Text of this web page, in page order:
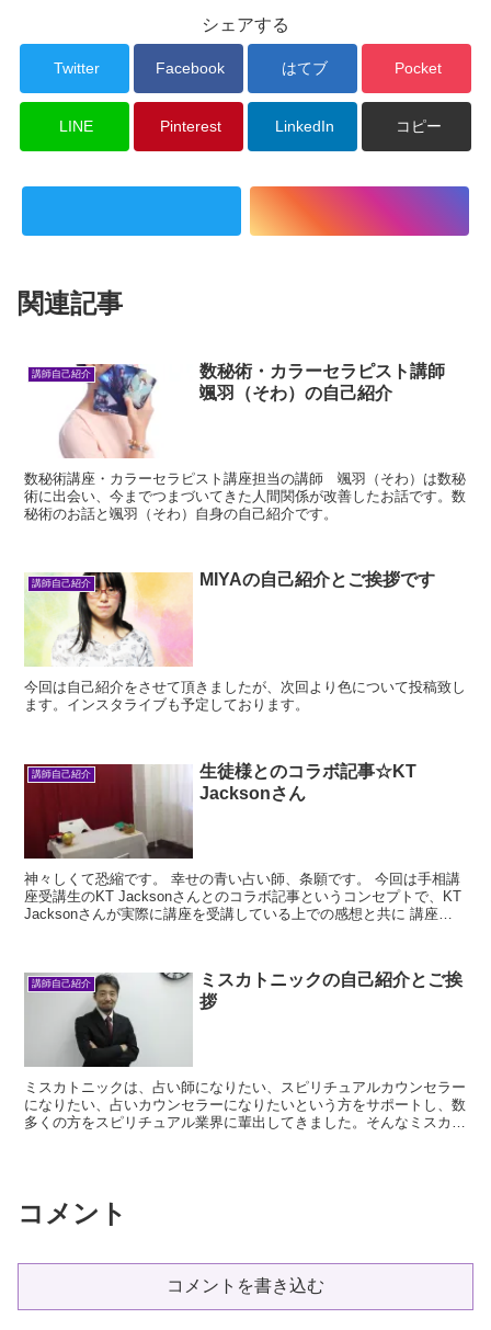
シェアする
Twitter Facebook はてブ Pocket
LINE Pinterest LinkedIn コピー
関連記事
講師自己紹介
数秘術・カラーセラピスト講師
颯羽（そわ）の自己紹介
数秘術講座・カラーセラピスト講座担当の講師 颯羽（そわ）は数秘
術に出会い、今までつまづいてきた人間関係が改善したお話です。数
秘術のお話と颯羽（そわ）自身の自己紹介です。
講師自己紹介 MIYAの自己紹介とご挨拶です
今回は自己紹介をさせて頂きましたが、次回より色について投稿致し
ます。インスタライブも予定しております。
講師自己紹介
生徒様とのコラボ記事☆KT
Jacksonさん
神々しくて恐縮です。 幸せの青い占い師、条願です。 今回は手相講
座受講生のKT Jacksonさんとのコラボ記事というコンセプトで、KT
Jacksonさんが実際に講座を受講している上での感想と共に 講座の
講師自己紹介
ミスカトニックの自己紹介とご挨
拶
ミスカトニックは、占い師になりたい、スピリチュアルカウンセラー
になりたい、占いカウンセラーになりたいという方をサポートし、数
多くの方をスピリチュアル業界に輩出してきました。そんなミスカト
コメント
コメントを書き込む